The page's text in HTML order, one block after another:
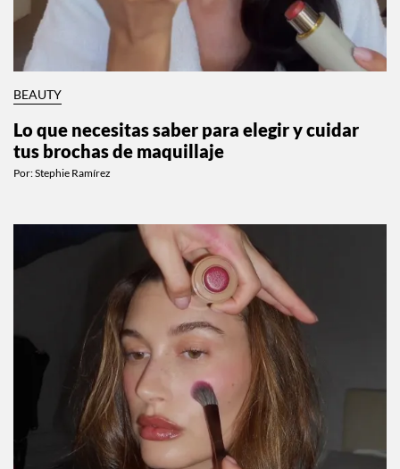
BEAUTY
Lo que necesitas saber para elegir y cuidar
tus brochas de maquillaje
Por:Stephie Ramírez